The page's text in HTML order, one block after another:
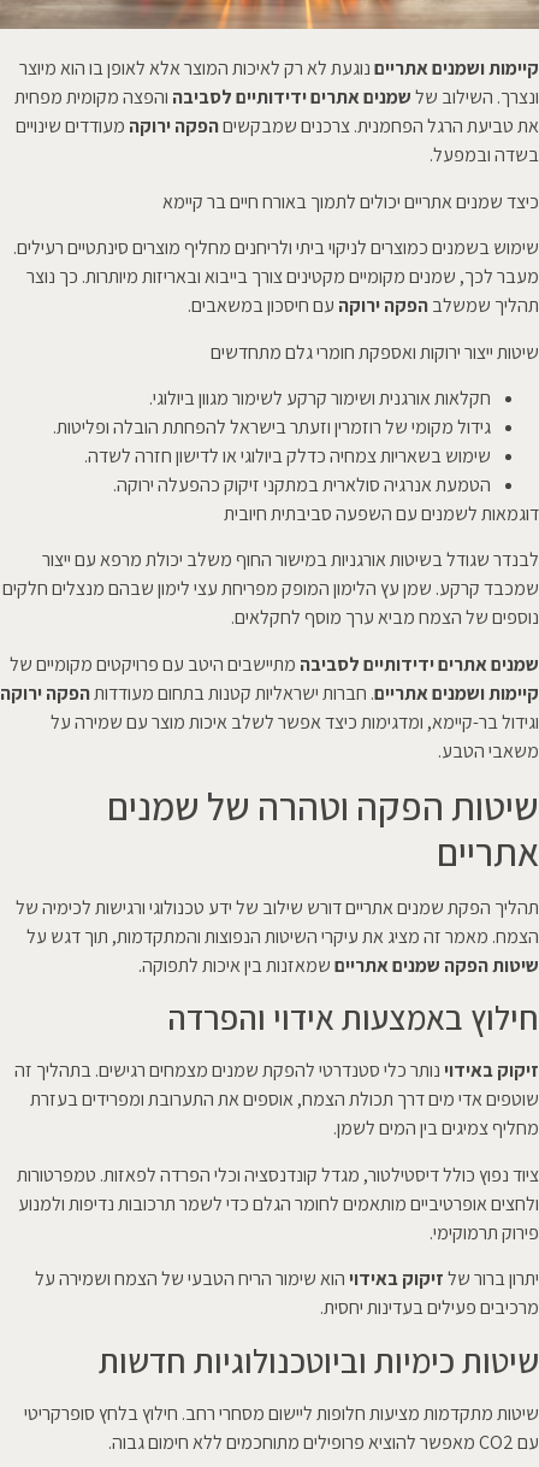
קיימות ושמנים אתרייםנוגעת לא רק לאיכות המוצר אלא לאופן בו הוא מיוצר
ונצרך. השילוב שלשמנים אתרים ידידותיים לסביבה והפצה מקומית מפחית
את טביעת הרגל הפחמנית. צרכנים שמבקשיםהפקה ירוקה מעודדים שינויים
בשדה ובמפעל.
כיצד שמנים אתריים יכולים לתמוך באורח חיים בר קיימא
שימוש בשמנים כמוצרים לניקוי ביתי ולריחנים מחליף מוצרים סינתטיים רעילים.
מעבר לכך, שמנים מקומיים מקטינים צורך בייבוא ובאריזות מיותרות. כך נוצר
תהליך שמשלבהפקה ירוקה עם חיסכון במשאבים.
שיטות ייצור ירוקות ואספקת חומרי גלם מתחדשים
חקלאות אורגנית ושימור קרקע לשימור מגוון ביולוגי.
גידול מקומי של רוזמרין וזעתר בישראל להפחתת הובלה ופליטות.
שימוש בשאריות צמחיה כדלק ביולוגי או לדישון חזרה לשדה.
הטמעת אנרגיה סולארית במתקני זיקוק כהפעלה ירוקה.
דוגמאות לשמנים עם השפעה סביבתית חיובית
לבנדר שגודל בשיטות אורגניות במישור החוף משלב יכולת מרפא עם ייצור
שמכבד קרקע. שמן עץ הלימון המופק מפריחת עצי לימון שבהם מנצלים חלקים
נוספים של הצמח מביא ערך מוסף לחקלאים.
שמנים אתרים ידידותיים לסביבה מתיישבים היטב עם פרויקטים מקומיים של
קיימות ושמנים אתריים. חברות ישראליות קטנות בתחום מעודדותהפקה ירוקה
וגידול בר-קיימא, ומדגימות כיצד אפשר לשלב איכות מוצר עם שמירה על
משאבי הטבע.
שיטות הפקה וטהרה של שמנים
אתריים
תהליך הפקת שמנים אתריים דורש שילוב של ידע טכנולוגי ורגישות לכימיה של
הצמח. מאמר זה מציג את עיקרי השיטות הנפוצות והמתקדמות, תוך דגש על
שיטות הפקה שמנים אתרייםשמאזנות בין איכות לתפוקה.
חילוץ באמצעות אידוי והפרדה
זיקוק באידוי נותר כלי סטנדרטי להפקת שמנים מצמחים רגישים. בתהליך זה
שוטפים אדי מים דרך תכולת הצמח, אוספים את התערובת ומפרידים בעזרת
מחליף צמיגים בין המים לשמן.
ציוד נפוץ כולל דיסטילטור, מגדל קונדנסציה וכלי הפרדה לפאזות. טמפרטורות
ולחצים אופרטיביים מותאמים לחומר הגלם כדי לשמר תרכובות נדיפות ולמנוע
פירוק תרמוקימי.
יתרון ברור שלזיקוק באידוי הוא שימור הריח הטבעי של הצמח ושמירה על
מרכיבים פעילים בעדינות יחסית.
שיטות כימיות וביוטכנולוגיות חדשות
שיטות מתקדמות מציעות חלופות ליישום מסחרי רחב. חילוץ בלחץ סופרקריטי
עם CO2 מאפשר להוציא פרופילים מתוחכמים ללא חימום גבוה.